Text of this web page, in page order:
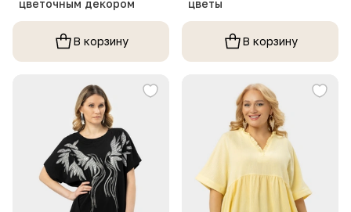
цветочным декором
В корзину
цветы
В корзину